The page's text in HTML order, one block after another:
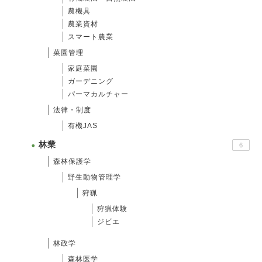
農機具
農業資材
スマート農業
菜園管理
家庭菜園
ガーデニング
パーマカルチャー
法律・制度
有機JAS
林業 6
森林保護学
野生動物管理学
狩猟
狩猟体験
ジビエ
林政学
森林医学